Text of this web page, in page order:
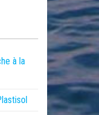
à la